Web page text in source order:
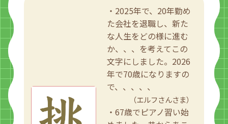
・2025年で、20年勤め
た会社を退職し、新た
な人生をどの様に進む
か、、、を考えてこの
文字にしました。2026
年で70歳になりますの
で、、、、、
（エルフさんさま）
・67歳でピアノ習い始